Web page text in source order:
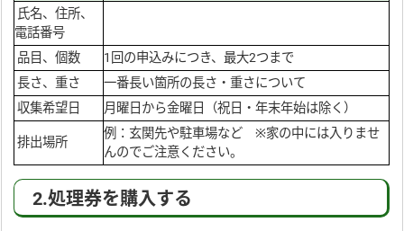
氏名、住所、
電話番号
品目、個数
1回の申込みにつき、最大2つまで
長さ、重さ
一番長い箇所の長さ・重さについて
収集希望日
月曜日から金曜日（祝日・年末年始は除く）
排出場所
例：玄関先や駐車場など ※家の中には入りませ
んのでご注意ください。
2.処理券を購入する